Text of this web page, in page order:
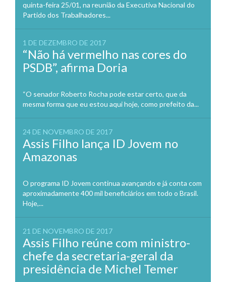
quinta-feira 25/01, na reunião da Executiva Nacional do
Partido dos Trabalhadores...
1 DE DEZEMBRO DE 2017
“Não há vermelho nas cores do
PSDB”, afirma Doria
“O senador Roberto Rocha pode estar certo, que da
mesma forma que eu estou aqui hoje, como prefeito da...
24 DE NOVEMBRO DE 2017
Assis Filho lança ID Jovem no
Amazonas
O programa ID Jovem continua avançando e já conta com
aproximadamente 400 mil beneficiários em todo o Brasil.
Hoje,...
21 DE NOVEMBRO DE 2017
Assis Filho reúne com ministro-
chefe da secretaria-geral da
presidência de Michel Temer